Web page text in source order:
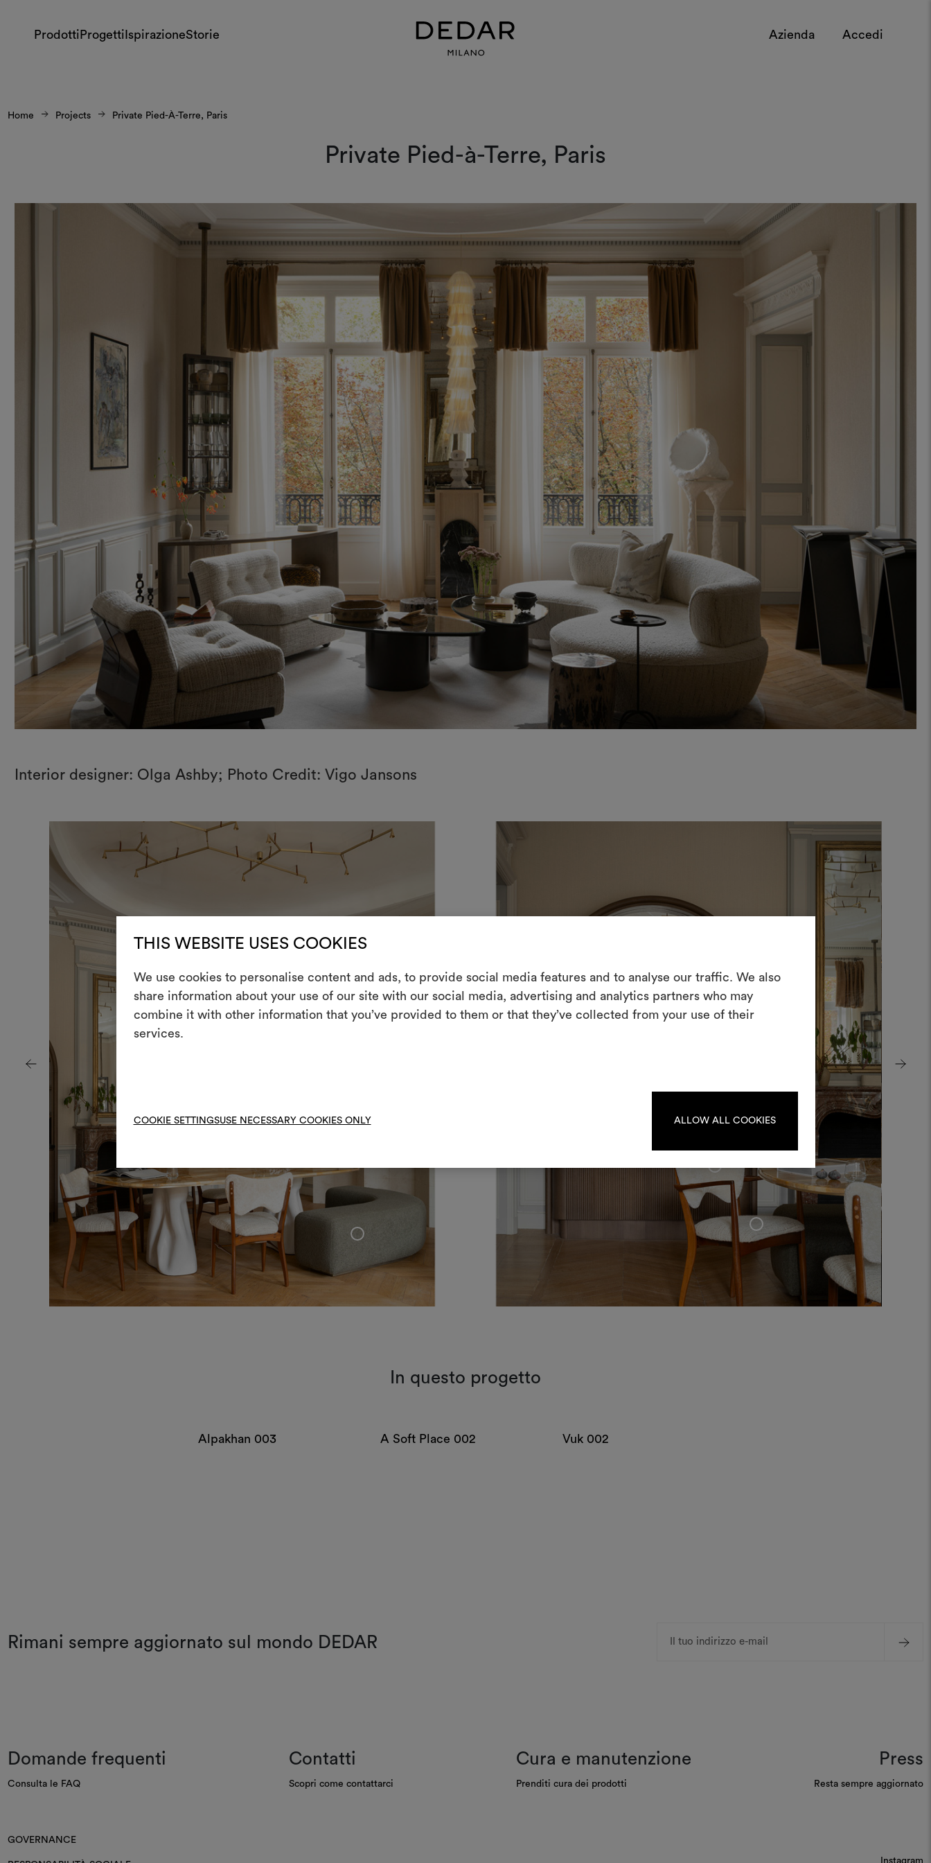
THIS WEBSITE USES COOKIES
We use cookies to personalise content and ads, to provide social media features and to analyse our traffic. We also
share information about your use of our site with our social media, advertising and analytics partners who may
combine it with other information that you’ve provided to them or that they’ve collected from your use of their
services.
COOKIE SETTINGSUSE NECESSARY COOKIES ONLY ALLOW ALL COOKIES
Prodotti Progetti IspirazioneStorie Azienda Accedi
Home Projects Private Pied-À-Terre, Paris
Private Pied-à-Terre, Paris
Interior designer: Olga Ashby; Photo Credit: Vigo Jansons
In questo progetto
Alpakhan 003 A Soft Place 002 Vuk 002
Rimani sempre aggiornato sul mondo DEDAR
Domande frequenti
Consulta le FAQ
Contatti
Scopri come contattarci
Cura e manutenzione
Prenditi cura dei prodotti
Press
Resta sempre aggiornato
GOVERNANCE
Instagram
moodboard
Uno strumento interattivo per dare vita e condividere
LOGIN
REGISTRATI